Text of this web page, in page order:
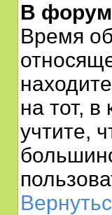
В
Время
на тот,
учтите,